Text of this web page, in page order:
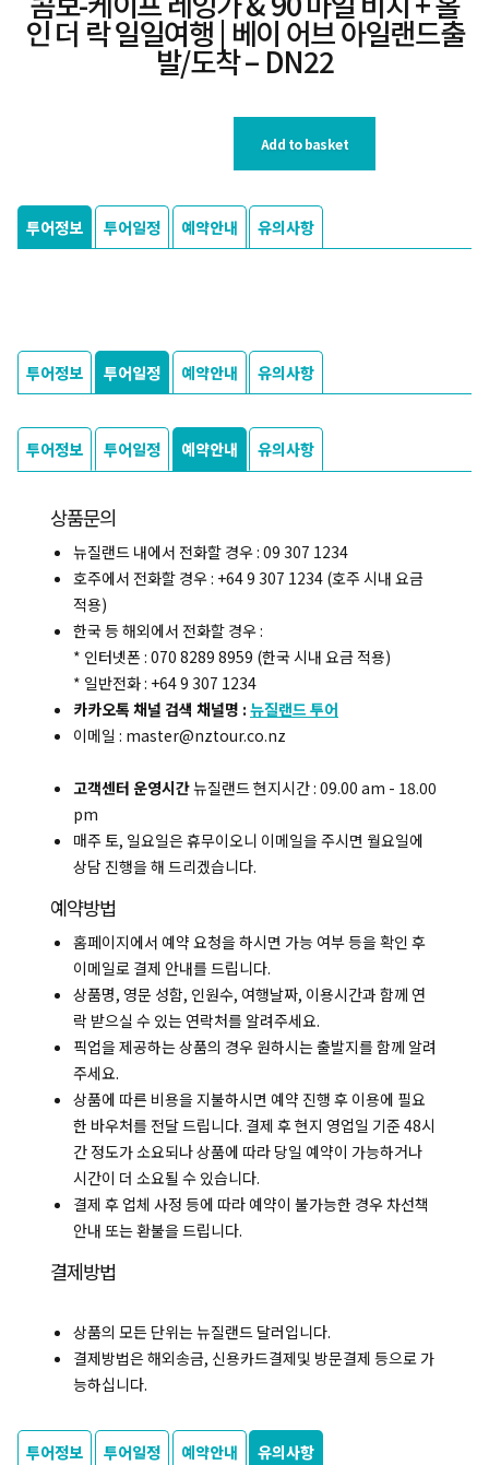
인 더 락 일일여행 | 베이 어브 아일랜드출
발/도착 – DN22
Add to basket
투어정보 투어일정 예약안내 유의사항
투어정보 투어일정 예약안내 유의사항
투어정보 투어일정 예약안내 유의사항
상품문의
뉴질랜드 내에서 전화할 경우 : 09 307 1234
호주에서 전화할 경우 : +64 9 307 1234 (호주 시내 요금
적용)
한국 등 해외에서 전화할 경우 :
* 인터넷폰 : 070 8289 8959 (한국 시내 요금 적용)
* 일반전화 : +64 9 307 1234
카카오톡 채널 검색 채널명 : 뉴질랜드 투어
이메일 : master@nztour.co.nz
고객센터 운영시간뉴질랜드 현지시간 : 09.00 am - 18.00
pm
매주 토, 일요일은 휴무이오니 이메일을 주시면 월요일에
상담 진행을 해 드리겠습니다.
예약방법
홈페이지에서 예약 요청을 하시면 가능 여부 등을 확인 후
이메일로 결제 안내를 드립니다.
상품명, 영문 성함, 인원수, 여행날짜, 이용시간과 함께 연
락 받으실 수 있는 연락처를 알려주세요.
픽업을 제공하는 상품의 경우 원하시는 출발지를 함께 알려
주세요.
상품에 따른 비용을 지불하시면 예약 진행 후 이용에 필요
한 바우처를 전달 드립니다. 결제 후 현지 영업일 기준 48시
간 정도가 소요되나 상품에 따라 당일 예약이 가능하거나
시간이 더 소요될 수 있습니다.
결제 후 업체 사정 등에 따라 예약이 불가능한 경우 차선책
안내 또는 환불을 드립니다.
결제방법
상품의 모든 단위는 뉴질랜드 달러입니다.
결제방법은 해외송금, 신용카드결제및 방문결제 등으로 가
능하십니다.
투어정보 투어일정 예약안내 유의사항